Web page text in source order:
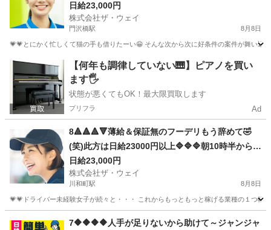
00円以上❗️事業拡大につき大量募集❗️❗️❗️
日給23,000円
株式会社ザ・ウェイ
門沢橋駅 8月8日
💗💗とにかく忙しくて猫の手も借りたーい😁 そんな次から次に好条件の案件が舞い
神奈川 門沢橋駅 配送 ネットスーパー
【何年も調律していない🎹】ピアノを買い
ます🖐️
状態が悪くてもOK！最大限買取します
プリフラ Ad
8🔺🔺🔺🔻薄給＆保証無のフーデリもう辞めて🤣
(笑)此方は日給23000円以上🔷🔷🔷朝10時半から出
勤❗️弊社は週休２日🌸安定収入で女子いっぱい🎉さ
ぁ～集まれ～🎵
日給23,000円
株式会社ザ・ウェイ
川和町駅 8月8日
💗💗ドライバー未経験女子が続々と・・・ これからもっともっと稼げる業種の１つ軽
川和町駅 配送 ネットスーパー
7🔶🔶🔶🔶人手が足りないから助けて～ジャンジャ